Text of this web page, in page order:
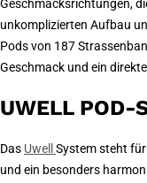
Geschmacksrichtungen,
unkomplizierten Aufbau
Pods von 187
Geschmack und ein
UWELL POD-
Das Uwell System steht
und ein besonders